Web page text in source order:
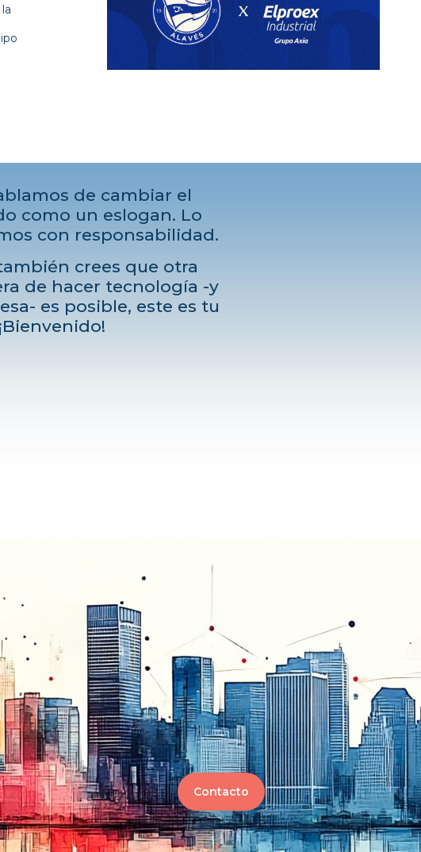
de cambiar el
como un eslogan. Lo
con responsabilidad.
crees que otra
de hacer tecnología -y
es posible, este es tu
Contacto